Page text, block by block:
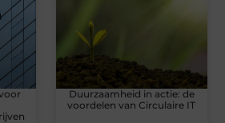
Duurzaamheid in actie: de
voordelen van Circulaire IT